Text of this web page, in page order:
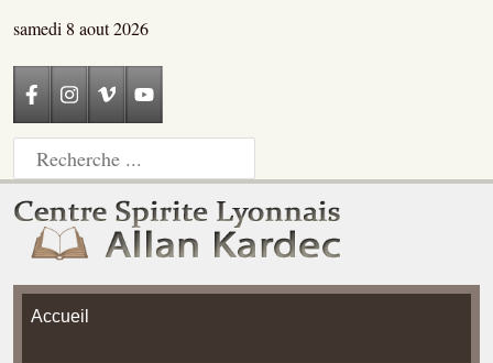
samedi 8 aout 2026
Accueil